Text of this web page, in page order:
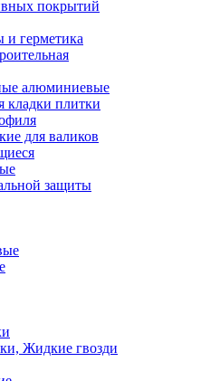
покрытий
и герметика
алюминиевые
кладки плитки
для валиков
защиты
Жидкие гвозди